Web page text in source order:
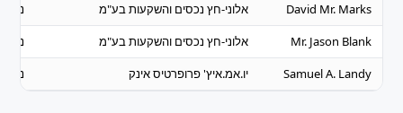
David Mr. Marks
אלוני-חץ נכסים והשקעות בע"מ
Mr. Jason Blank
אלוני-חץ נכסים והשקעות בע"מ
Samuel A. Landy
יו.אמ.איץ' פרופרטיס אינק